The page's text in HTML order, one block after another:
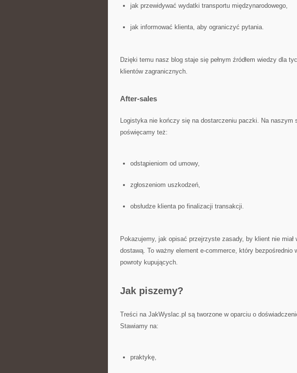
jak przewidywać wydatki transportu międzynarodowego,
jak informować klienta, aby ograniczyć pytania.
Dzięki temu nasz blog staje się pełnym źródłem wiedzy dla
klientów zagranicznych.
After-sales
Logistyka nie kończy się na dostarczeniu paczki. Na naszym
poświęcamy też:
odstąpieniom od umowy,
zgłoszeniom uszkodzeń,
obsłudze klienta po finalizacji transakcji.
Pokazujemy, jak opisać przejrzyste zasady, by klient nie miał
dostawą. To ważny element e-commerce, który bezpośrednio
powroty kupujących.
Jak piszemy?
Treści na JakWyslac.pl są tworzone w oparciu o
Stawiamy na:
praktykę,